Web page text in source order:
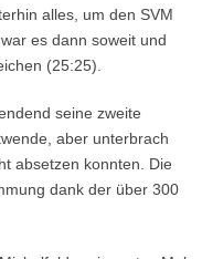
alles, um den SVM
es dann soweit und
(25:25).
seine zweite
aber unterbrach
absetzen konnten. Die
dank der über 300